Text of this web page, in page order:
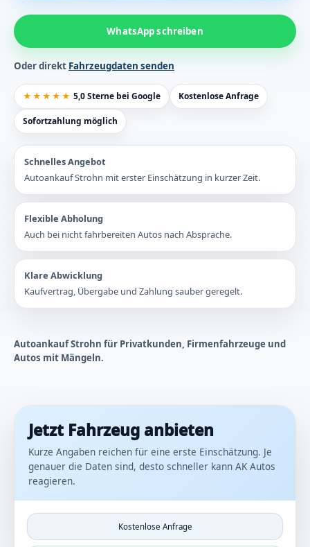
WhatsApp schreiben
Oder direkt Fahrzeugdaten senden
★★★★★ 5,0 Sterne bei Google Kostenlose Anfrage
Sofortzahlung möglich
Schnelles Angebot
Autoankauf Strohn mit erster Einschätzung in kurzer Zeit.
Flexible Abholung
Auch bei nicht fahrbereiten Autos nach Absprache.
Klare Abwicklung
Kaufvertrag, Übergabe und Zahlung sauber geregelt.
Autoankauf Strohn für Privatkunden, Firmenfahrzeuge und
Autos mit Mängeln.
Jetzt Fahrzeug anbieten
Kurze Angaben reichen für eine erste Einschätzung. Je
genauer die Daten sind, desto schneller kann AK Autos
reagieren.
Kostenlose Anfrage